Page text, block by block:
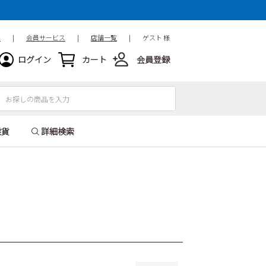
| 会員サービス | 店舗一覧 | ゲスト 様
ログイン カート 会員登録
詳細検索
21.5cm
22cm
22.5cm
24.5cm
25cm
25.5cm
27.5cm
28cm
28.5cm
31cm
32cm